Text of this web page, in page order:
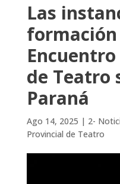
Las
de Teatro
Paraná
Ago 14, 2025 | 2-
Provincial de Teatro